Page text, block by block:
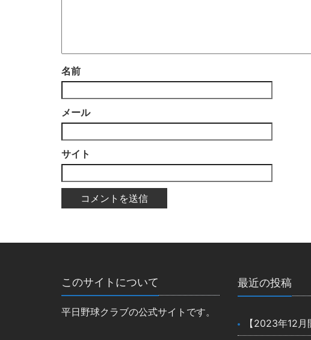
名前
メール
サイト
このサイトについて
平日野球クラブの公式サイトです。
最近の投稿
【2023年12月